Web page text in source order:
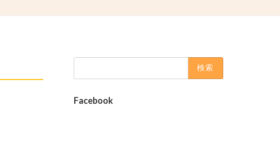
Facebook